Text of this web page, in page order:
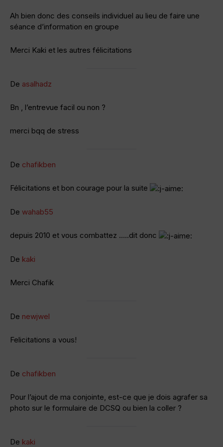
Ah bien donc des conseils individuel au lieu de faire une
séance d’information en groupe
Merci Kaki et les autres félicitations
De asalhadz
Bn , l’entrevue facil ou non ?
merci bqq de stress
De chafikben
Félicitations et bon courage pour la suite
De wahab55
depuis 2010 et vous combattez …..dit donc
De kaki
Merci Chafik
De newjwel
Felicitations a vous!
De chafikben
Pour l’ajout de ma conjointe, est-ce que je dois agrafer sa
photo sur le formulaire de DCSQ ou bien la coller ?
De kaki